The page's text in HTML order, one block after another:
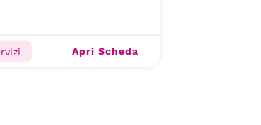
Apri Scheda